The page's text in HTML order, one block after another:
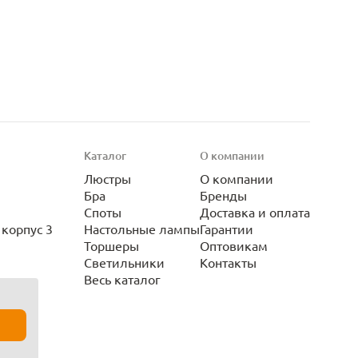
3
Каталог
Люстры
Бра
Споты
Настольные лампы
Торшеры
Светильники
Весь каталог
О компании
О компании
Бренды
Доставка и оплата
Гарантии
Оптовикам
Контакты